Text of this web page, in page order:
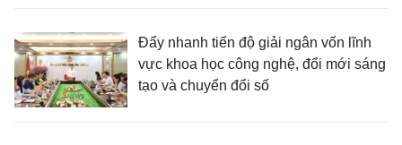
Đẩy nhanh tiến độ giải ngân vốn lĩnh
vực khoa học công nghệ, đổi mới sáng
tạo và chuyển đổi số